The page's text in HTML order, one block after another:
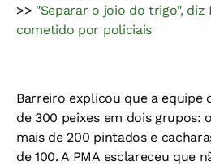
>> "Separar o joio do trigo", diz
cometido por policiais
Barreiro explicou que a equipe
de 300 peixes em dois grupos:
mais de 200 pintados e
de 100. A PMA esclareceu que